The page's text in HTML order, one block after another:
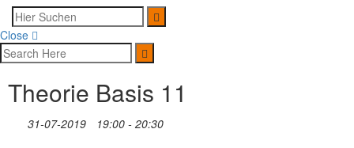
Close
Theorie Basis 11
31-07-2019 19:00 - 20:30